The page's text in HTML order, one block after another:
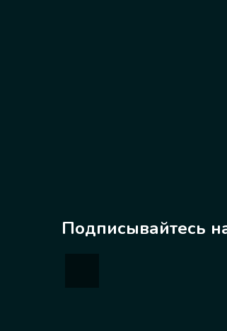
Подписывайтесь